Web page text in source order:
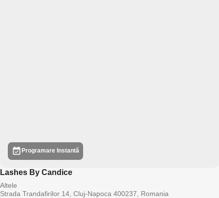
Programare Instantă
Lashes By Candice
Altele
Strada Trandafirilor 14, Cluj-Napoca 400237, Romania